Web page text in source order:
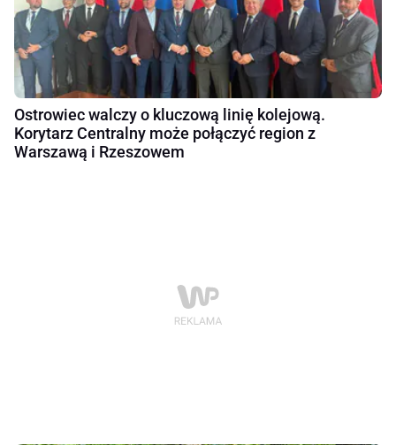
Ostrowiec walczy o kluczową linię kolejową.
Korytarz Centralny może połączyć region z
Warszawą i Rzeszowem